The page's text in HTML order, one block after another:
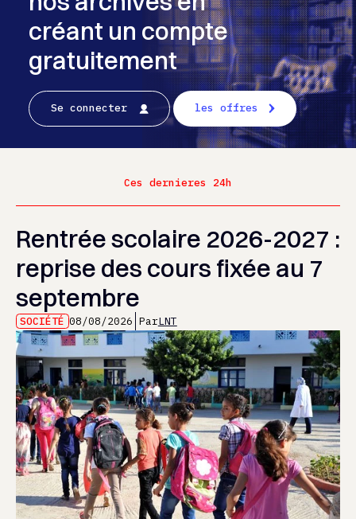
créant un compte
gratuitement
Se connecter les offres
Ces dernieres 24h
Rentrée scolaire 2026-2027 :
reprise des cours fixée au 7
septembre
SOCIÉTÉ 08/08/2026 ParLNT